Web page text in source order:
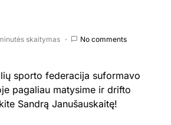
skaitymas No comments
sporto federacija suformavo
pagaliau matysime ir drifto
Sandrą Janušauskaitę!